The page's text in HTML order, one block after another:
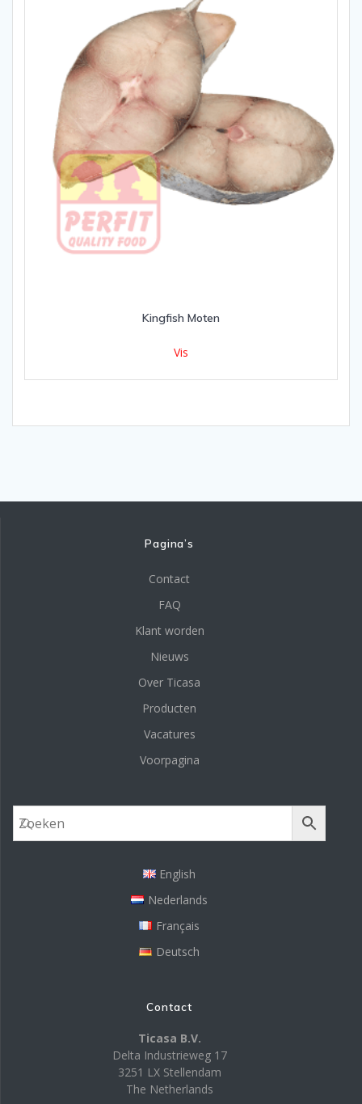
Kingfish Moten
Vis
Pagina’s
Contact
FAQ
Klant worden
Nieuws
Over Ticasa
Producten
Vacatures
Voorpagina
English
Nederlands
Français
Deutsch
Contact
Ticasa B.V.
Delta Industrieweg 17
3251 LX Stellendam
The Netherlands